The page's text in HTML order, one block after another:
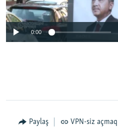
0:00
Paylaş VPN-siz açmaq